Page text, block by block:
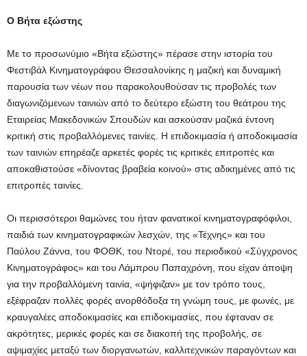
Ο Βήτα εξώστης
Με το προσωνύμιο «Βήτα εξώστης» πέρασε στην ιστορία του
Φεστιβάλ Κινηματογράφου Θεσσαλονίκης η μαζική και δυναμική
παρουσία των νέων που παρακολουθούσαν τις προβολές των
διαγωνιζόμενων ταινιών από το δεύτερο εξώστη του θεάτρου της
Εταιρείας Μακεδονικών Σπουδών και ασκούσαν μαζικά έντονη
κριτική στις προβαλλόμενες ταινίες. Η επιδοκιμασία ή αποδοκιμασία
των ταινιών επηρέαζε αρκετές φορές τις κριτικές επιτροπές και
αποκαθιστούσε «δίνοντας βραβεία κοινού» στις αδικημένες από τις
επιτροπές ταινίες.
Οι περισσότεροι θαμώνες του ήταν φανατικοί κινηματογραφόφιλοι,
παιδιά των κινηματογραφικών λεσχών, της «Τέχνης» και του
Παύλου Ζάννα, του ΦΟΘΚ, του Ντορέ, του περιοδικού «Σύγχρονος
Κινηματογράφος» και του Λάμπρου Παπαχρόνη, που είχαν άποψη
για την προβαλλόμενη ταινία, «ψήφιζαν» με τον τρόπο τους,
εξέφραζαν πολλές φορές ανορθόδοξα τη γνώμη τους, με φωνές, με
κραυγαλέες αποδοκιμασίες και επιδοκιμασίες, που έφταναν σε
ακρότητες, μερικές φορές και σε διακοπή της προβολής, σε
αψιμαχίες μεταξύ των διοργανωτών, καλλιτεχνικών παραγόντων και